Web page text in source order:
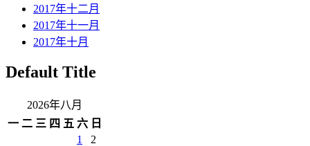
2017年十二月
2017年十一月
2017年十月
Default Title
2026年八月
一 二 三 四 五 六 日
1
2